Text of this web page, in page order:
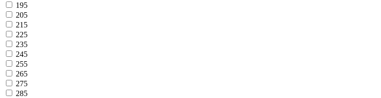
195
205
215
225
235
245
255
265
275
285